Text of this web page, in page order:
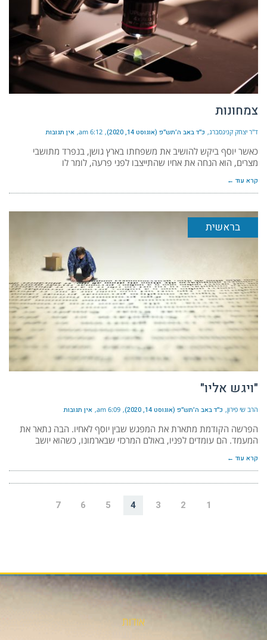
צמחונות
ד"ר יצחק קניגסברג כ״ד באב ה׳תש״פ (אוגוסט 14, 2020) 6:12 am אין תגובות
כאשר יוסף ביקש להושיב את משפחתו בארץ גושן, בנפרד מתושבי
מצרים, הוא הנחה את אחיו שהתייצבו לפני פרעה, לומר לו
קרא עוד ←
בראשית
"ויגש אליו"
הרב שי פירון כ״ד באב ה׳תש״פ (אוגוסט 14, 2020) 6:09 am אין תגובות
הפרשה הקודמת מתארת את המפגש שבין יוסף לאחיו. הבה נתאר את
המעמד. הם עומדים לפניו, באולם המרכזי שבארמונו, כשהוא יושב
קרא עוד ←
1
2
3
4
5
6
7
אודות